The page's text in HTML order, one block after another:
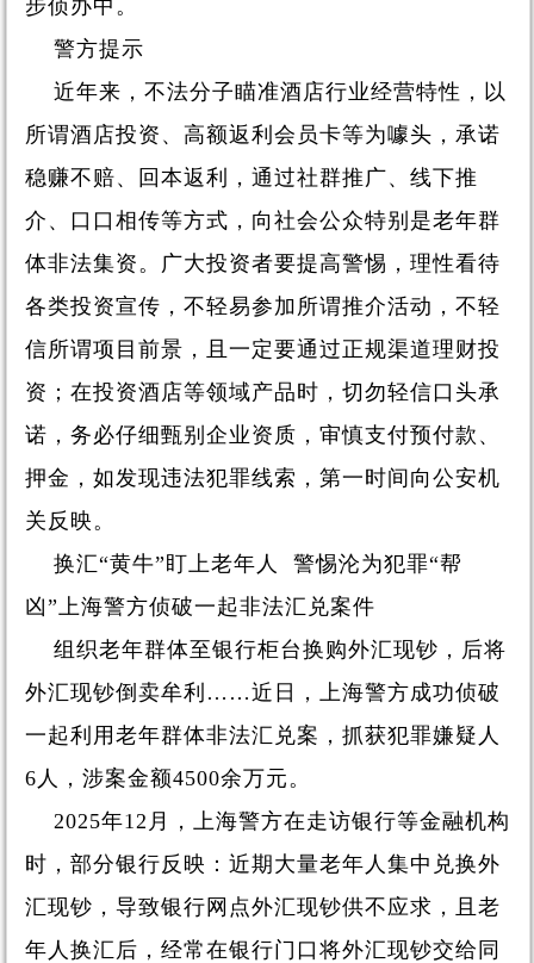
步侦办中。
警方提示
近年来，不法分子瞄准酒店行业经营特性，以
所谓酒店投资、高额返利会员卡等为噱头，承诺
稳赚不赔、回本返利，通过社群推广、线下推
介、口口相传等方式，向社会公众特别是老年群
体非法集资。广大投资者要提高警惕，理性看待
各类投资宣传，不轻易参加所谓推介活动，不轻
信所谓项目前景，且一定要通过正规渠道理财投
资；在投资酒店等领域产品时，切勿轻信口头承
诺，务必仔细甄别企业资质，审慎支付预付款、
押金，如发现违法犯罪线索，第一时间向公安机
关反映。
换汇“黄牛”盯上老年人 警惕沦为犯罪“帮
凶”上海警方侦破一起非法汇兑案件
组织老年群体至银行柜台换购外汇现钞，后将
外汇现钞倒卖牟利……近日，上海警方成功侦破
一起利用老年群体非法汇兑案，抓获犯罪嫌疑人
6人，涉案金额4500余万元。
2025年12月，上海警方在走访银行等金融机构
时，部分银行反映：近期大量老年人集中兑换外
汇现钞，导致银行网点外汇现钞供不应求，且老
年人换汇后，经常在银行门口将外汇现钞交给同